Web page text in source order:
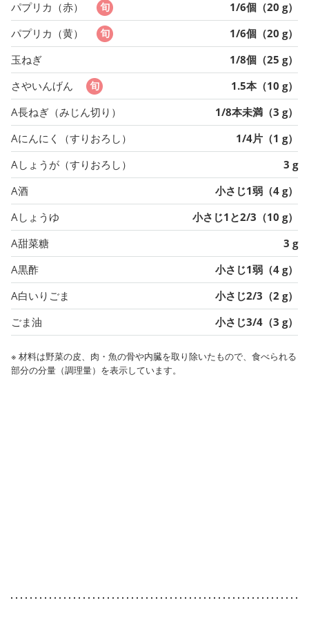
パプリカ（赤）
1/6個（20 g）
パプリカ（黄）
1/6個（20 g）
玉ねぎ
1/8個（25 g）
さやいんげん
1.5本（10 g）
A長ねぎ（みじん切り）
1/8本未満（3 g）
Aにんにく（すりおろし）
1/4片（1 g）
Aしょうが（すりおろし）
3 g
A酒
小さじ1弱（4 g）
Aしょうゆ
小さじ1と2/3（10 g）
A甜菜糖
3 g
A黒酢
小さじ1弱（4 g）
A白いりごま
小さじ2/3（2 g）
ごま油
小さじ3/4（3 g）
※ 材料は野菜の皮、肉・魚の骨や内臓を取り除いたもので、食べられる
部分の分量（調理量）を表示しています。